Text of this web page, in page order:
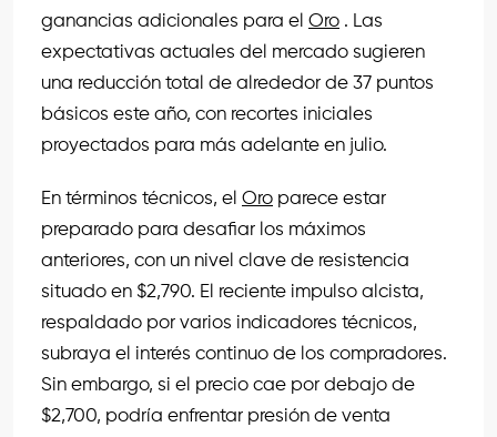
ganancias adicionales para el Oro . Las
expectativas actuales del mercado sugieren
una reducción total de alrededor de 37 puntos
básicos este año, con recortes iniciales
proyectados para más adelante en julio.
En términos técnicos, el Oro parece estar
preparado para desafiar los máximos
anteriores, con un nivel clave de resistencia
situado en $2,790. El reciente impulso alcista,
respaldado por varios indicadores técnicos,
subraya el interés continuo de los compradores.
Sin embargo, si el precio cae por debajo de
$2,700, podría enfrentar presión de venta